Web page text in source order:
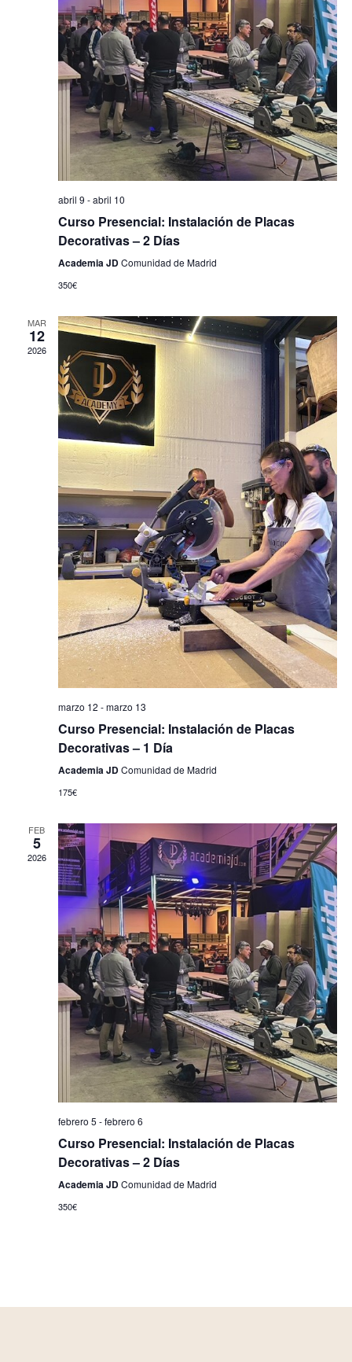
abril 9 -abril 10
Curso Presencial: Instalación de Placas
Decorativas – 2 Días
Academia JDComunidad de Madrid
350€
MAR
12
2026
marzo 12 -marzo 13
Curso Presencial: Instalación de Placas
Decorativas – 1 Día
Academia JDComunidad de Madrid
175€
FEB
5
2026
febrero 5 -febrero 6
Curso Presencial: Instalación de Placas
Decorativas – 2 Días
Academia JDComunidad de Madrid
350€